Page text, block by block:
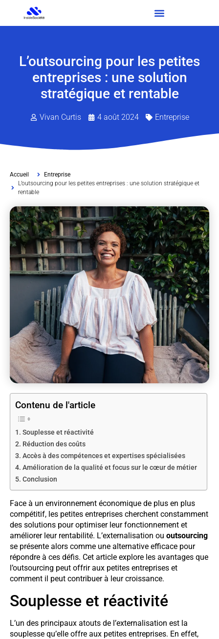
L’outsourcing pour les petites
entreprises : une solution
stratégique et rentable
Vivan Curtis 4 août 2024 Entreprise
Accueil
Entreprise
L’outsourcing pour les petites entreprises : une solution stratégique et
rentable
Contenu de l'article
Souplesse et réactivité
Réduction des coûts
Accès à des compétences et expertises spécialisées
Amélioration de la qualité et focus sur le cœur de métier
Conclusion
Face à un environnement économique de plus en plus
compétitif, les petites entreprises cherchent constamment
des solutions pour optimiser leur fonctionnement et
améliorer leur rentabilité. L’externalisation ou outsourcing
se présente alors comme une alternative efficace pour
répondre à ces défis. Cet article explore les avantages que
l’outsourcing peut offrir aux petites entreprises et
comment il peut contribuer à leur croissance.
Souplesse et réactivité
L’un des principaux atouts de l’externalisation est la
souplesse qu’elle offre aux petites entreprises. En effet,